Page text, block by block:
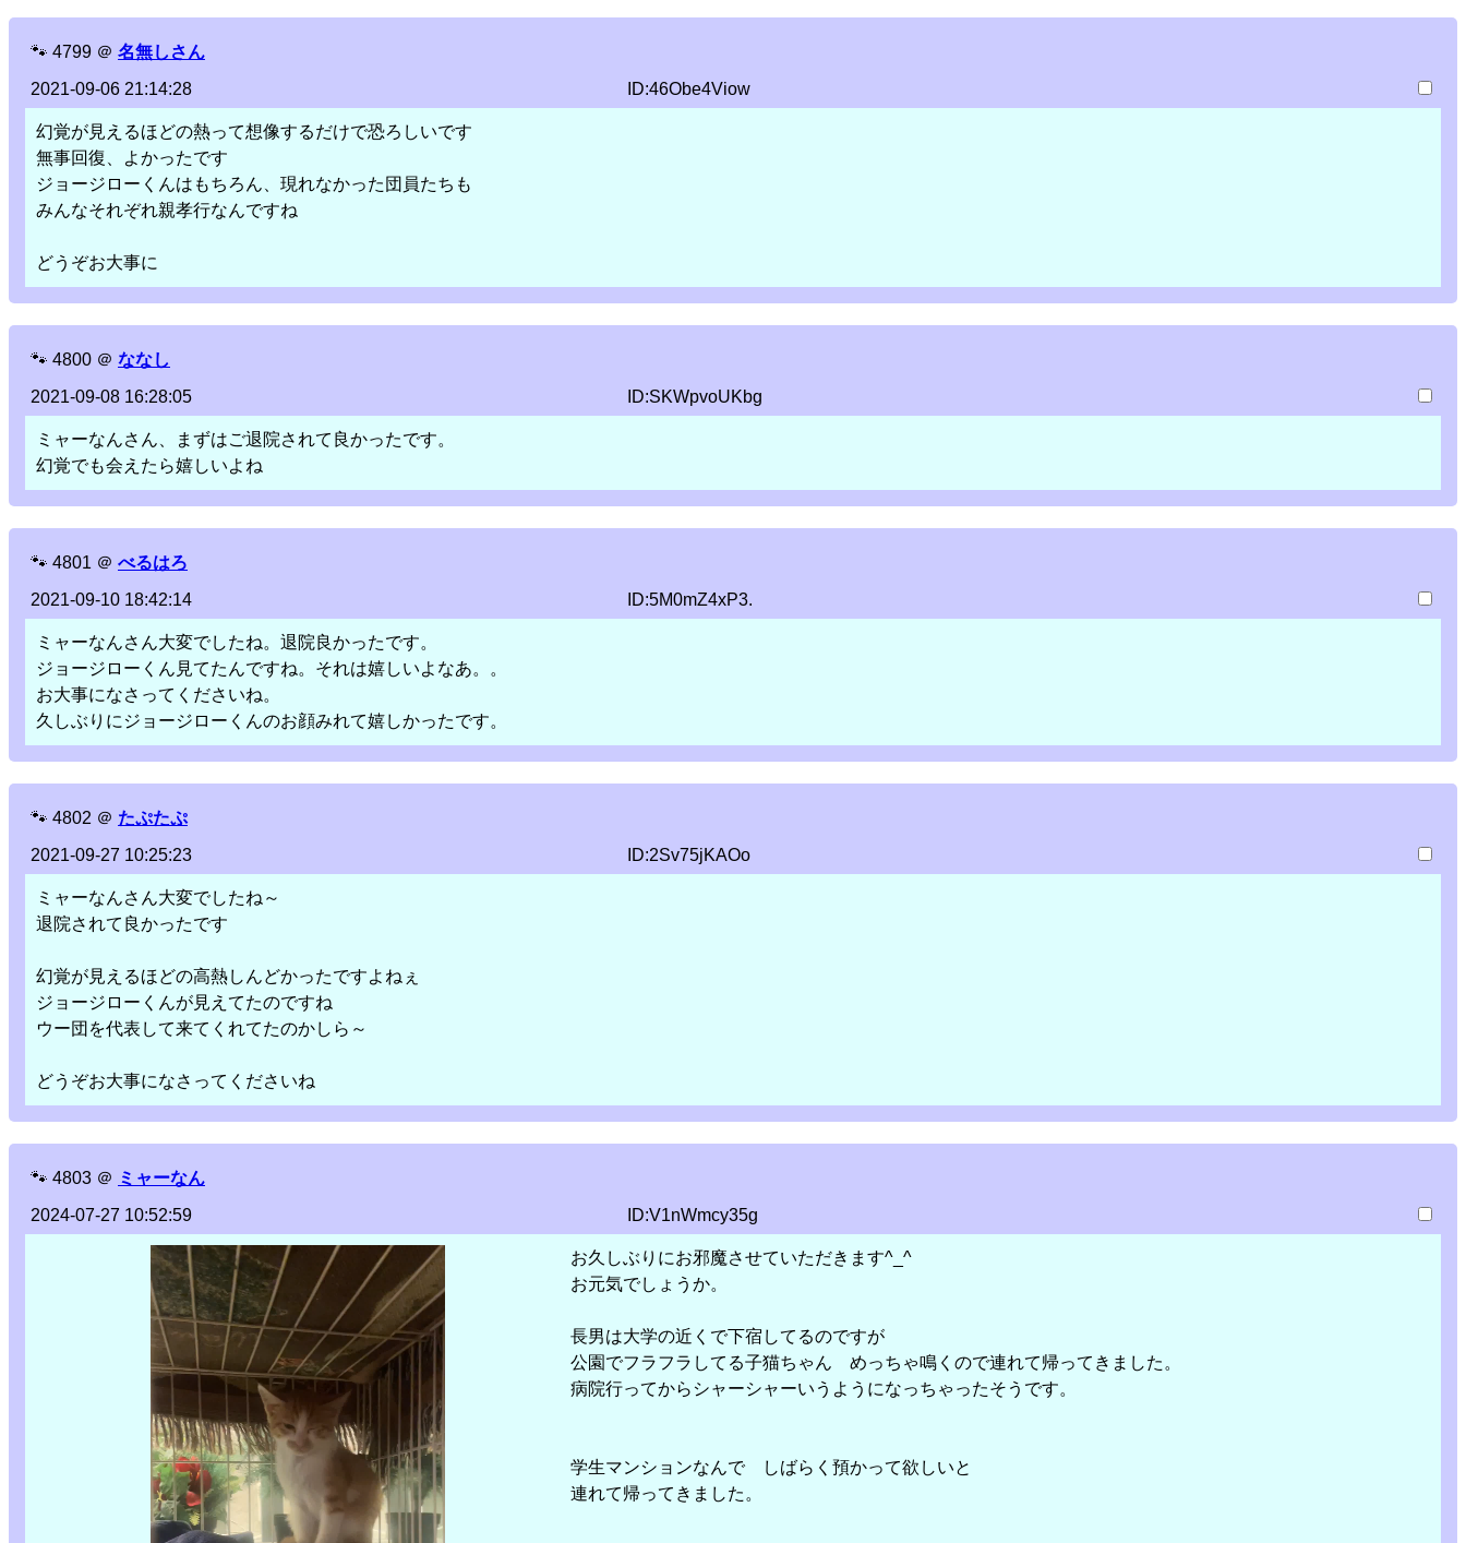
🐾 4799 ＠ 名無しさん
2021-09-06 21:14:28
ID:46Obe4Viow
幻覚が見えるほどの熱って想像するだけで恐ろしいです
無事回復、よかったです
ジョージローくんはもちろん、現れなかった団員たちも
みんなそれぞれ親孝行なんですね
どうぞお大事に
🐾 4800 ＠ ななし
2021-09-08 16:28:05
ID:SKWpvoUKbg
ミャーなんさん、まずはご退院されて良かったです。
幻覚でも会えたら嬉しいよね
🐾 4801 ＠ べるはろ
2021-09-10 18:42:14
ID:5M0mZ4xP3.
ミャーなんさん大変でしたね。退院良かったです。
ジョージローくん見てたんですね。それは嬉しいよなあ。。
お大事になさってくださいね。
久しぶりにジョージローくんのお顔みれて嬉しかったです。
🐾 4802 ＠ たぷたぷ
2021-09-27 10:25:23
ID:2Sv75jKAOo
ミャーなんさん大変でしたね～
退院されて良かったです
幻覚が見えるほどの高熱しんどかったですよねぇ
ジョージローくんが見えてたのですね
ウー団を代表して来てくれてたのかしら～
どうぞお大事になさってくださいね
🐾 4803 ＠ ミャーなん
2024-07-27 10:52:59
ID:V1nWmcy35g
お久しぶりにお邪魔させていただきます^_^
お元気でしょうか。
長男は大学の近くで下宿してるのですが
公園でフラフラしてる子猫ちゃん めっちゃ鳴くので連れて帰ってきました。
病院行ってからシャーシャーいうようになっちゃったそうです。
学生マンションなんで しばらく預かって欲しいと
連れて帰ってきました。